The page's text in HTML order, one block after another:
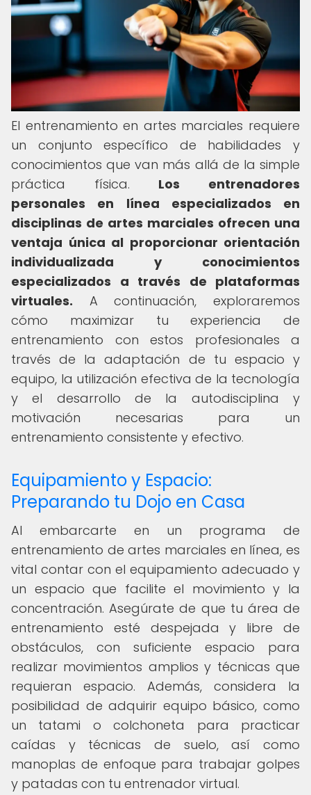
El entrenamiento en artes marciales requiere
un conjunto específico de habilidades y
conocimientos que van más allá de la simple
práctica física. Los entrenadores
personales en línea especializados en
disciplinas de artes marciales ofrecen una
ventaja única al proporcionar orientación
individualizada y conocimientos
especializados a través de plataformas
virtuales. A continuación, exploraremos
cómo maximizar tu experiencia de
entrenamiento con estos profesionales a
través de la adaptación de tu espacio y
equipo, la utilización efectiva de la tecnología
y el desarrollo de la autodisciplina y
motivación necesarias para un
entrenamiento consistente y efectivo.
Equipamiento y Espacio:
Preparando tu Dojo en Casa
Al embarcarte en un programa de
entrenamiento de artes marciales en línea, es
vital contar con el equipamiento adecuado y
un espacio que facilite el movimiento y la
concentración. Asegúrate de que tu área de
entrenamiento esté despejada y libre de
obstáculos, con suficiente espacio para
realizar movimientos amplios y técnicas que
requieran espacio. Además, considera la
posibilidad de adquirir equipo básico, como
un tatami o colchoneta para practicar
caídas y técnicas de suelo, así como
manoplas de enfoque para trabajar golpes
y patadas con tu entrenador virtual.